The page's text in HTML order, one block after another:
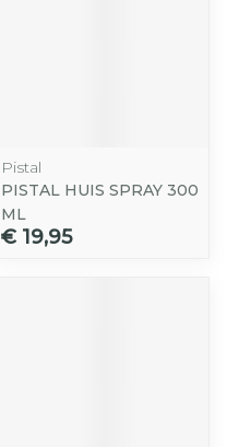
Pistal
PISTAL HUIS SPRAY 300
ML
€ 19,95